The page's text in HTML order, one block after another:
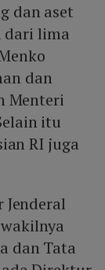
dan aset
dari lima
dan
Menteri
itu
RI juga
dan Tata